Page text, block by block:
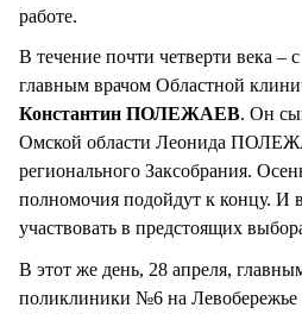
работе.
В течение почти четверти века –
главным врачом Областной
Константин ПОЛЕЖАЕВ. Он
Омской области Леонида
регионального Заксобрания.
полномочия подойдут к концу. И
участвовать в предстоящих
В этот же день, 28 апреля,
поликлиники №6 на Левобережье